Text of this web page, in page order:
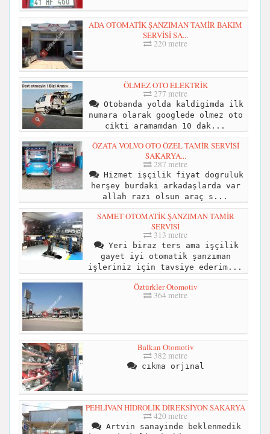
ADA OTOMATİK ŞANZIMAN TAMİR BAKIM
SERVİSİ SA...
220 metre
ÖLMEZ OTO ELEKTRİK
277 metre
Otobanda yolda kaldigimda ilk
numara olarak googlede olmez oto
cikti aramamdan 10 dak...
ÖZATA VOLVO OTO ÖZEL TAMİR SERVİSİ
SAKARYA...
287 metre
Hizmet işçilik fiyat dogruluk
herşey burdaki arkadaşlarda var
allah razı olsun araç s...
SAMET OTOMATİK ŞANZIMAN TAMİR
SERVİSİ
313 metre
Yeri biraz ters ama işçilik
gayet iyi otomatik şanzıman
işleriniz için tavsiye ederim...
Öztürkler Otomotiv
364 metre
Balkan Otomotiv
382 metre
cıkma orjınal
PEHLİVAN HİDROLİK DİREKSİYON SAKARYA
420 metre
Artvin sanayinde beklenmedik